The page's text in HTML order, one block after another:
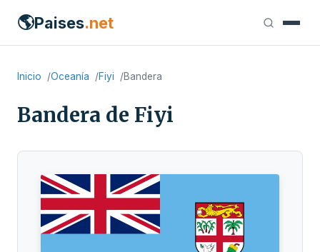
🌎Paises.net
Inicio Oceanía Fiyi Bandera
Bandera de Fiyi